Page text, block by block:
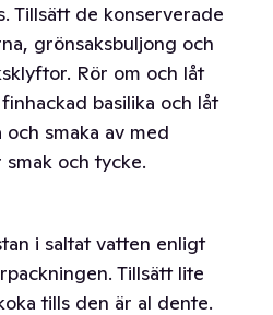
Tillsätt de konserverade
grönsaksbuljong och
Rör om och låt
basilika och låt
och smaka av med
och tycke.
i saltat vatten enligt
Tillsätt lite
tills den är al dente.